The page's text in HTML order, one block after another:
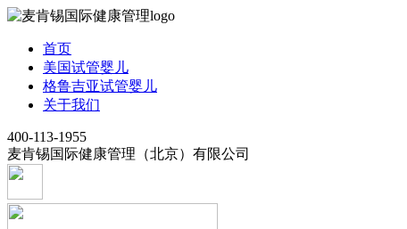
首页
美国试管婴儿
格鲁吉亚试管婴儿
关于我们
400-113-1955
麦肯锡国际健康管理（北京）有限公司